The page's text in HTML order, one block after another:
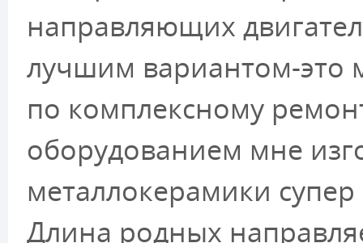
направляющих
лучшим вариантом-это
по комплексному
оборудованием мне
металлокерамики
Длина родных